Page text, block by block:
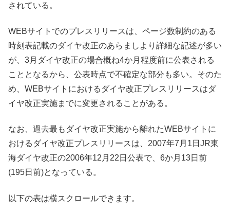
されている。
WEBサイトでのプレスリリースは、ページ数制約のある
時刻表記載のダイヤ改正のあらましより詳細な記述が多い
が、3月ダイヤ改正の場合概ね4か月程度前に公表される
こととなるから、公表時点で不確定な部分も多い。そのた
め、WEBサイトにおけるダイヤ改正プレスリリースはダ
イヤ改正実施までに変更されることがある。
なお、過去最もダイヤ改正実施から離れたWEBサイトに
おけるダイヤ改正プレスリリースは、2007年7月1日JR東
海ダイヤ改正の2006年12月22日公表で、6か月13日前
(195日前)となっている。
以下の表は横スクロールできます。